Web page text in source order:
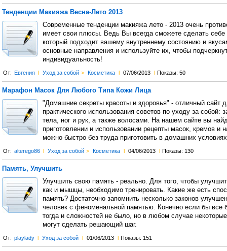
Тенденции Макияжа Весна-Лето 2013
Современные тенденции макияжа лето - 2013 очень
имеет свои плюсы. Ведь Вы всегда сможете сделать себе
который подходит вашему внутреннему состоянию и
основные направления и используйте их, чтобы
индивидуальность!
От: Евгения l Уход за собой > Косметика l 07/06/2013 l Показы: 50
Марафон Масок Для Любого Типа Кожи Лица
"Домашние секреты красоты и здоровья" - отличный сайт
практического использования советов по уходу за собой:
тела, ног и рук, а также волосами. На нашем сайте вы
приготовлении и использовании рецепты масок, кремов и
можно быстро без труда приготовить в домашних
От: alterego86 l Уход за собой > Косметика l 04/06/2013 l Показы: 130
Память, Улучшить
Улучшить свою память - реально. Для того, чтобы
как и мышцы, необходимо тренировать. Какие же есть
память? Достаточно запомнить несколько законов
человек с феноменальной памятью. Конечно если бы все
тогда и сложностей не было, но в любом случае
могут сделать решающий шаг.
От: playlady l Уход за собой l 01/06/2013 l Показы: 151